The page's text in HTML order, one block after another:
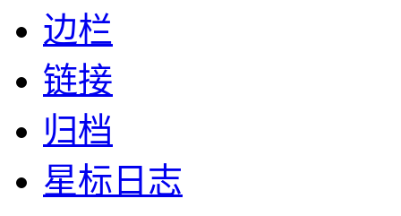
边栏
链接
归档
星标日志